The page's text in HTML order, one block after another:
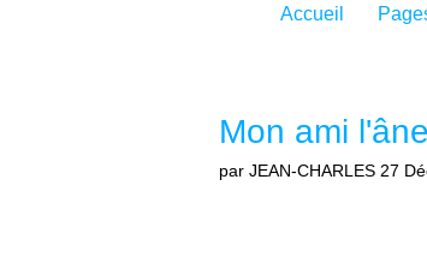
Accueil
Mon ami
par JEAN-CHARLES 27